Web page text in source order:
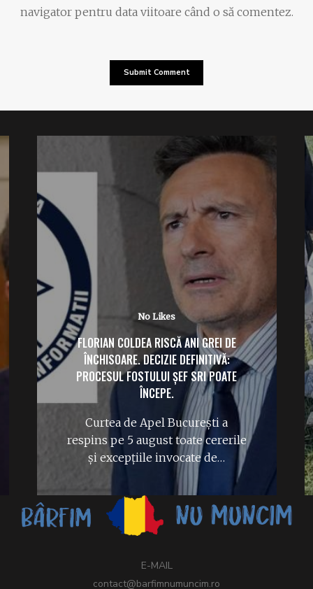
navigator pentru data viitoare când o să comentez.
No Likes
FLORIAN COLDEA RISCĂ ANI GREI DE
ÎNCHISOARE. DECIZIE DEFINITIVĂ:
PROCESUL FOSTULUI ȘEF SRI POATE
ÎNCEPE.
Curtea de Apel București a
respins pe 5 august toate cererile
și excepțiile invocate de…
E-MAIL
contact@barfimnumuncim.ro